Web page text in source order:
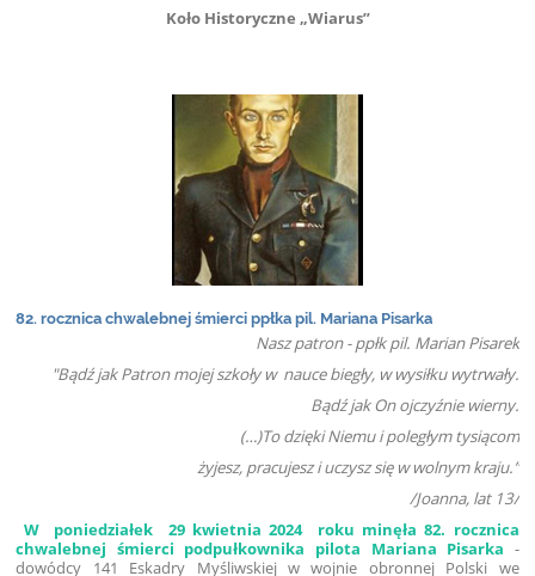
Koło Historyczne „Wiarus”
82. rocznica chwalebnej śmierci ppłka pil. Mariana Pisarka
Nasz patron - ppłk pil. Marian Pisarek
"Bądź jak Patron mojej szkoły w nauce biegły, w wysiłku wytrwały.
Bądź jak On ojczyźnie wierny.
(…)To dzięki Niemu i poległym tysiącom
żyjesz, pracujesz i uczysz się w wolnym kraju.”
/Joanna, lat 13/
W poniedziałek 29 kwietnia 2024 roku minęła 82. rocznica
chwalebnej śmierci podpułkownika pilota Mariana Pisarka -
dowódcy 141 Eskadry Myśliwskiej w wojnie obronnej Polski we